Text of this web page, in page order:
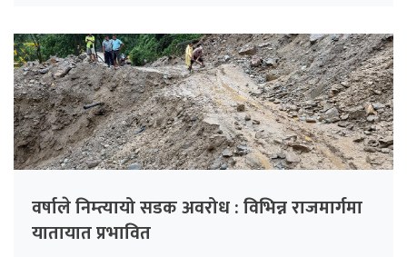
वर्षाले निम्त्यायो सडक अवरोध : विभिन्न राजमार्गमा
यातायात प्रभावित